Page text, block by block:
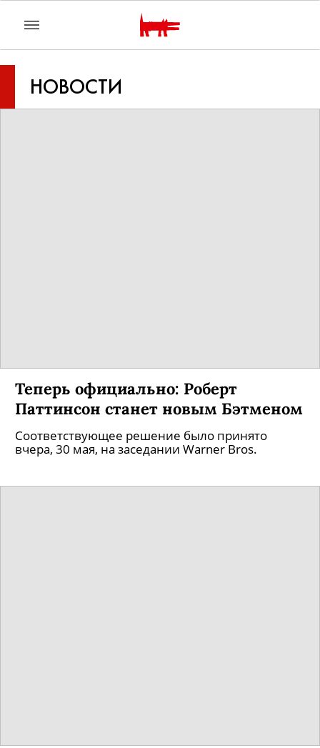
НОВОСТИ
Теперь официально: Роберт
Паттинсон станет новым Бэтменом
Соответствующее решение было принято
вчера, 30 мая, на заседании Warner Bros.